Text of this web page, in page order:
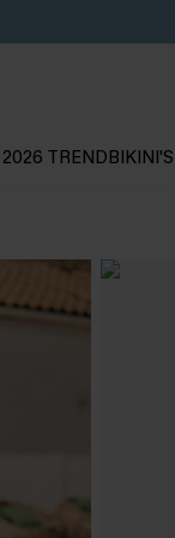
2026 TRENDBIKINI'S